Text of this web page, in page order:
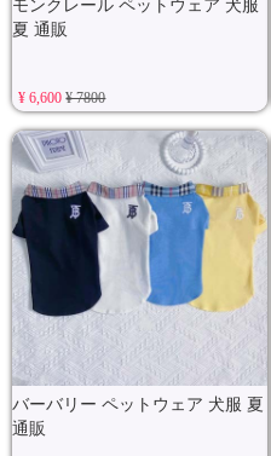
モンクレール ペットウェア 犬服
夏 通販
¥ 6,600¥ 7800
バーバリー ペットウェア 犬服 夏
通販